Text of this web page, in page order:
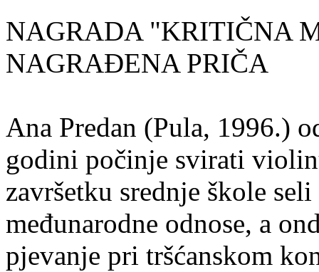
NAGRADA "KRITIČNA
NAGRAĐENA PRIČA
Ana Predan (Pula, 1996.)
godini počinje svirati
završetku srednje škole
međunarodne odnose, a
pjevanje pri tršćanskom